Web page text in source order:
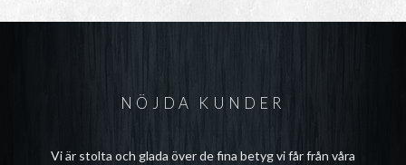
NÖJDA KUNDER
Vi är stolta och glada över de fina betyg vi får från våra